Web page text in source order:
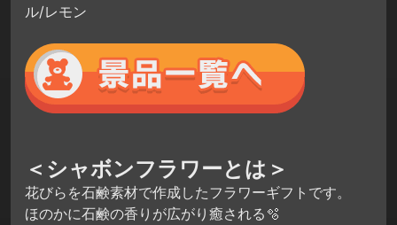
ル/レモン
＜シャボンフラワーとは＞
花びらを石鹸素材で作成したフラワーギフトです。
ほのかに石鹸の香りが広がり癒される🫧